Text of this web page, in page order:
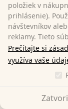
položiek v
prihlásenie).
návštevníkov
reklamy. Tieto
Prečítajte si
využíva vaše